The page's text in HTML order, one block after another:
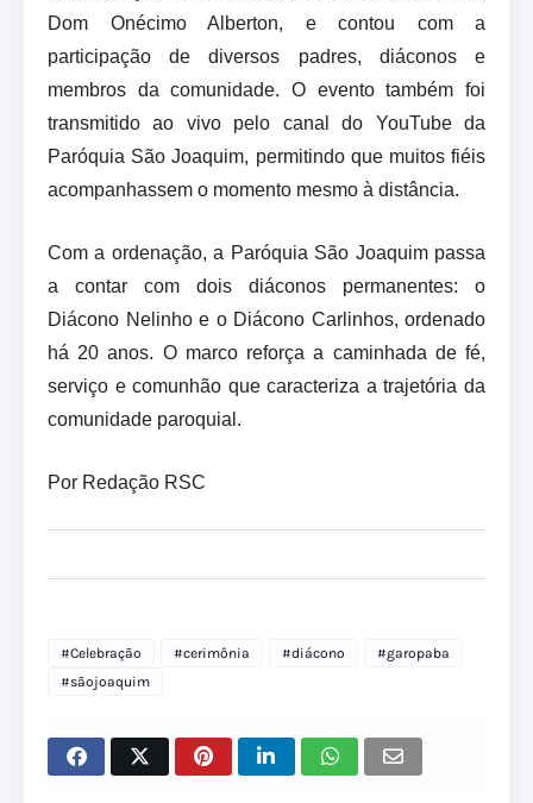
Dom Onécimo Alberton, e contou com a
participação de diversos padres, diáconos e
membros da comunidade. O evento também foi
transmitido ao vivo pelo canal do YouTube da
Paróquia São Joaquim, permitindo que muitos fiéis
acompanhassem o momento mesmo à distância.
Com a ordenação, a Paróquia São Joaquim passa
a contar com dois diáconos permanentes: o
Diácono Nelinho e o Diácono Carlinhos, ordenado
há 20 anos. O marco reforça a caminhada de fé,
serviço e comunhão que caracteriza a trajetória da
comunidade paroquial.
Por Redação RSC
#Celebração #cerimônia #diácono
#garopaba
#sãojoaquim